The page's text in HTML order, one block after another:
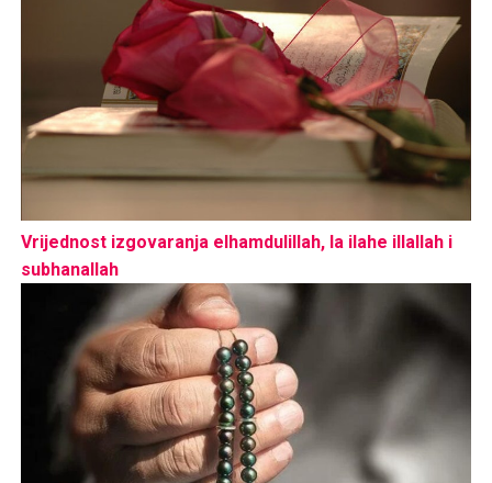
Vrijednost izgovaranja elhamdulillah, la ilahe illallah i
subhanallah